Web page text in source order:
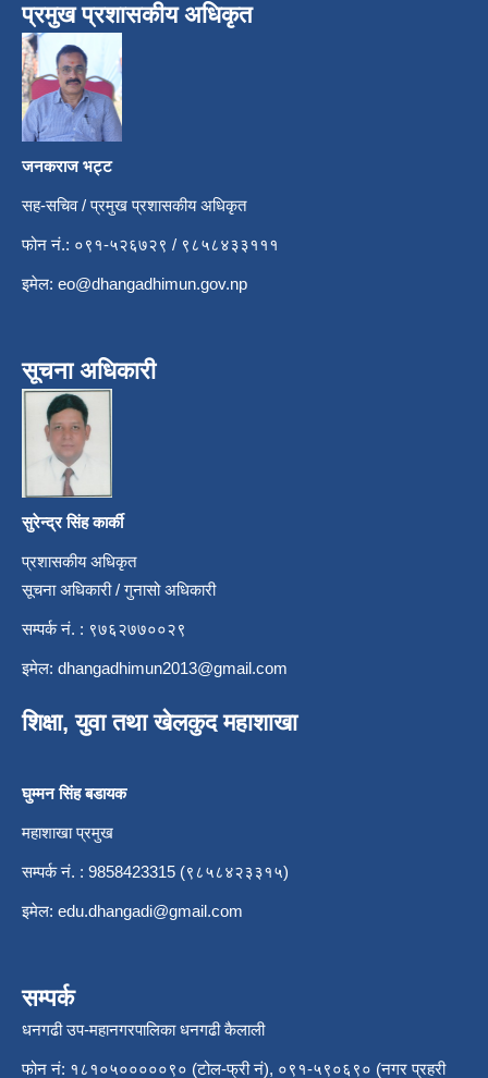
प्रमुख प्रशासकीय अधिकृत
जनकराज भट्ट
सह-सचिव / प्रमुख प्रशासकीय अधिकृत
फोन नं.: ०९१-५२६७२९ / ९८५८४३३१११
इमेल: eo@dhangadhimun.gov.np
सूचना अधिकारी
सुरेन्द्र सिंह कार्की
प्रशासकीय अधिकृत
सूचना अधिकारी / गुनासो अधिकारी
सम्पर्क नं. : ९७६२७७००२९
इमेल: dhangadhimun2013@gmail.com
शिक्षा, युवा तथा खेलकुद महाशाखा
घुम्मन सिंह बडायक
महाशाखा प्रमुख
सम्पर्क नं. : 9858423315 (९८५८४२३३१५)
इमेल: edu.dhangadi@gmail.com
सम्पर्क
धनगढी उप-महानगरपालिका धनगढी कैलाली
फोन नं: १८१०५०००००९० (टोल-फ्री नं), ०९१-५९०६९० (नगर प्रहरी